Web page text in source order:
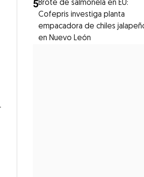
5Brote de salmonela en EU:
Cofepris investiga planta
empacadora de chiles
en Nuevo León